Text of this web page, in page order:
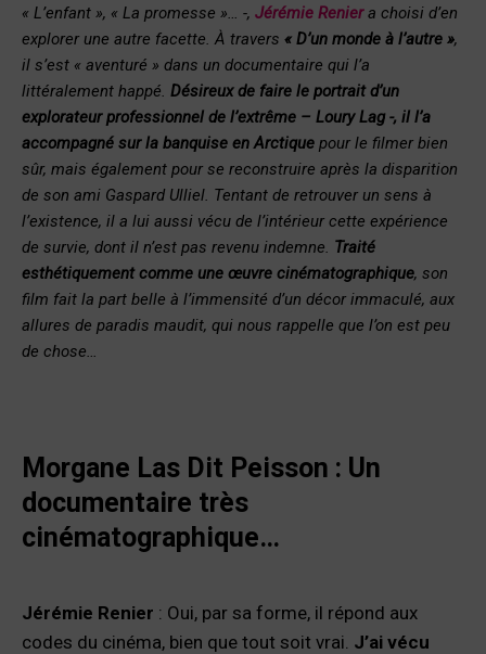
« L’enfant », « La promesse »… -, Jérémie Reniera choisi d’en
explorer une autre facette. À travers « D’un monde à l’autre »,
il s’est « aventuré » dans un documentaire qui l’a
littéralement happé. Désireux de faire le portrait d’un
explorateur professionnel de l’extrême – Loury Lag -, il l’a
accompagné sur la banquise en Arctique pour le filmer bien
sûr, mais également pour se reconstruire après la disparition
de son ami Gaspard Ulliel. Tentant de retrouver un sens à
l’existence, il a lui aussi vécu de l’intérieur cette expérience
de survie, dont il n’est pas revenu indemne. Traité
esthétiquement comme une œuvre cinématographique, son
film fait la part belle à l’immensité d’un décor immaculé, aux
allures de paradis maudit, qui nous rappelle que l’on est peu
de chose…
Morgane Las Dit Peisson : Un
documentaire très
cinématographique…
Jérémie Renier : Oui, par sa forme, il répond aux
codes du cinéma, bien que tout soit vrai. J’ai vécu